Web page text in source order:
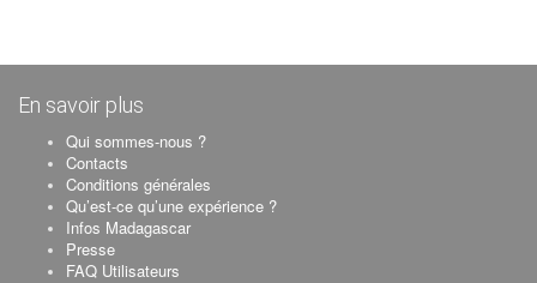
En savoir plus
Qui sommes-nous ?
Contacts
Conditions générales
Qu’est-ce qu’une expérience ?
Infos Madagascar
Presse
FAQ Utilisateurs